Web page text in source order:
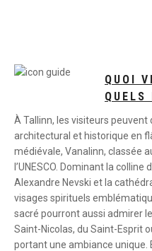
QUOI
QUELS
À Tallinn, les visiteurs
architectural et historique en
médiévale, Vanalinn, classée
l’UNESCO. Dominant la
Alexandre Nevski et la
visages spirituels
sacré pourront aussi admirer
Saint-Nicolas, du Saint-Esprit
portant une ambiance unique.